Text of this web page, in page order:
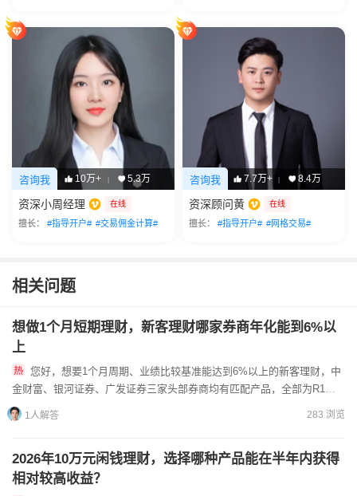
咨询我 10万+ | 5.3万
资深小周经理 在线
擅长： #指导开户# #交易佣金计算#
咨询我 7.7万+ | 8.4万
资深顾问黄 在线
擅长： #指导开户# #网格交易#
相关问题
想做1个月短期理财，新客理财哪家券商年化能到6%以
上
金财富、银河证券、广发证券三家头部券商均有匹配产品，全部为R1低
风险收益凭证，业绩比较基准仅作收益参考，不代表实际到手收益...
1人解答 283 浏览
2026年10万元闲钱理财，选择哪种产品能在半年内获得
相对较高收益？